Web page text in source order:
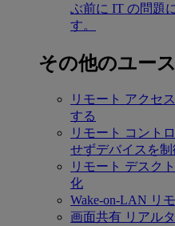
ぶ前に IT の問題
す。
その他のユー
リモート アクセス
する
リモート コント
せずデバイスを制
リモート デスク
化
Wake-on-LAN リ
画面共有 リアル